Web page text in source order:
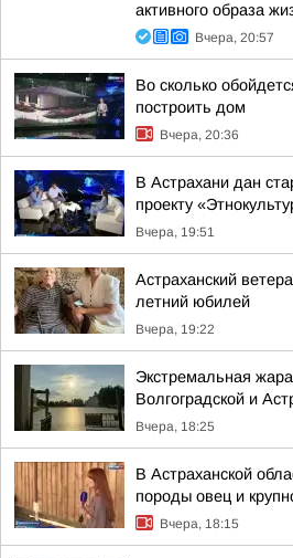
активного образа
Вчера, 20:57
Во сколько
построить дом
Вчера, 20:36
В Астрахани дан
проекту
Вчера, 19:51
Астраханский
летний юбилей
Вчера, 19:22
Экстремальная
Волгоградской и
Вчера, 18:25
В Астраханской
породы овец и
Вчера, 18:15